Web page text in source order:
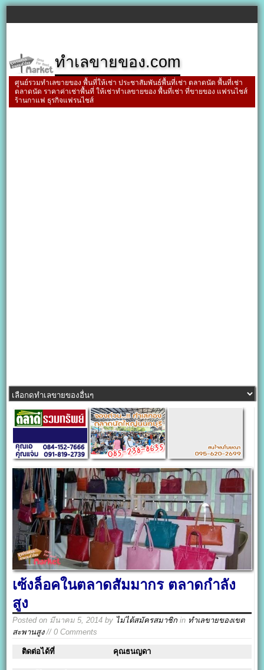
ทำเลขายของ.com
ศูนย์รวมทำเลขายของ พื้นที่ให้เช่า ประชาสัมพันธ์พื้นที่เช่า ตลาดนัด พื้นที่เช่า
ตลาดนัด ราคาค่าเช่าพื้นที่ ให้เช่าทำเลขายของ พื้นที่เช่า ที่ขายของ แฟรนไชส์
ร้านกาแฟ ธุรกิจแฟรนไชส์
เซ้งล็อคในตลาดสัมมากร ตลาดกำลัง
สูง
Posted on มีนาคม 5, 2014 by ไม่ได้สมัครสมาชิก in ทำเลขายของเขต
สะพานสูง// 0 Comments
ติดต่อได้ที่ คุณธนญดา